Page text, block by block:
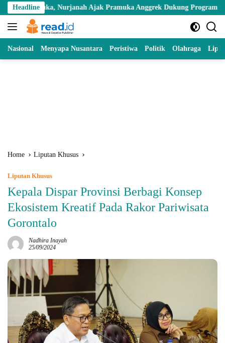
Skip
to
content
Headline
Nurjanah Ajak Pramuka Anggrek Dukung Program Ketahanan
Nasional Menyapa Nusantara Peristiwa Politik Olahraga
Home Liputan Khusus
Liputan Khusus
Kepala Dispar Provinsi Berbagi Konsep
Ekosistem Kreatif Pada Rakor Pariwisata
Gorontalo
Nadhira Inayah
25/09/2024